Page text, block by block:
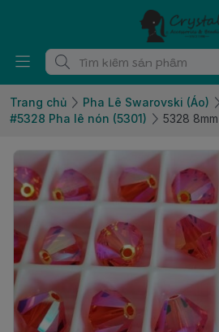
Trang chủ
Pha Lê Swarovski (Áo)
#5328 Pha lê nón (5301)
5328